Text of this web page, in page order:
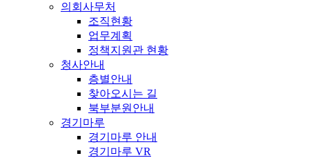
의회사무처
조직현황
업무계획
정책지원관 현황
청사안내
층별안내
찾아오시는 길
북부분원안내
경기마루
경기마루 안내
경기마루 VR